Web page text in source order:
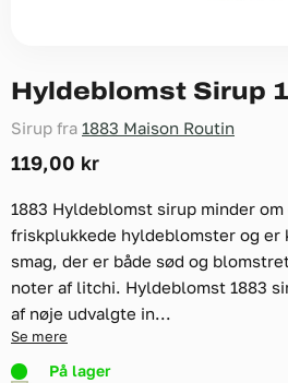
Hyldeblomst Sirup
Sirup fra 1883 Maison Routin
119,00 kr
1883 Hyldeblomst sirup minder
friskplukkede hyldeblomster og er
smag, der er både sød og
noter af litchi. Hyldeblomst 1883
af nøje udvalgte in...
Se mere
På lager